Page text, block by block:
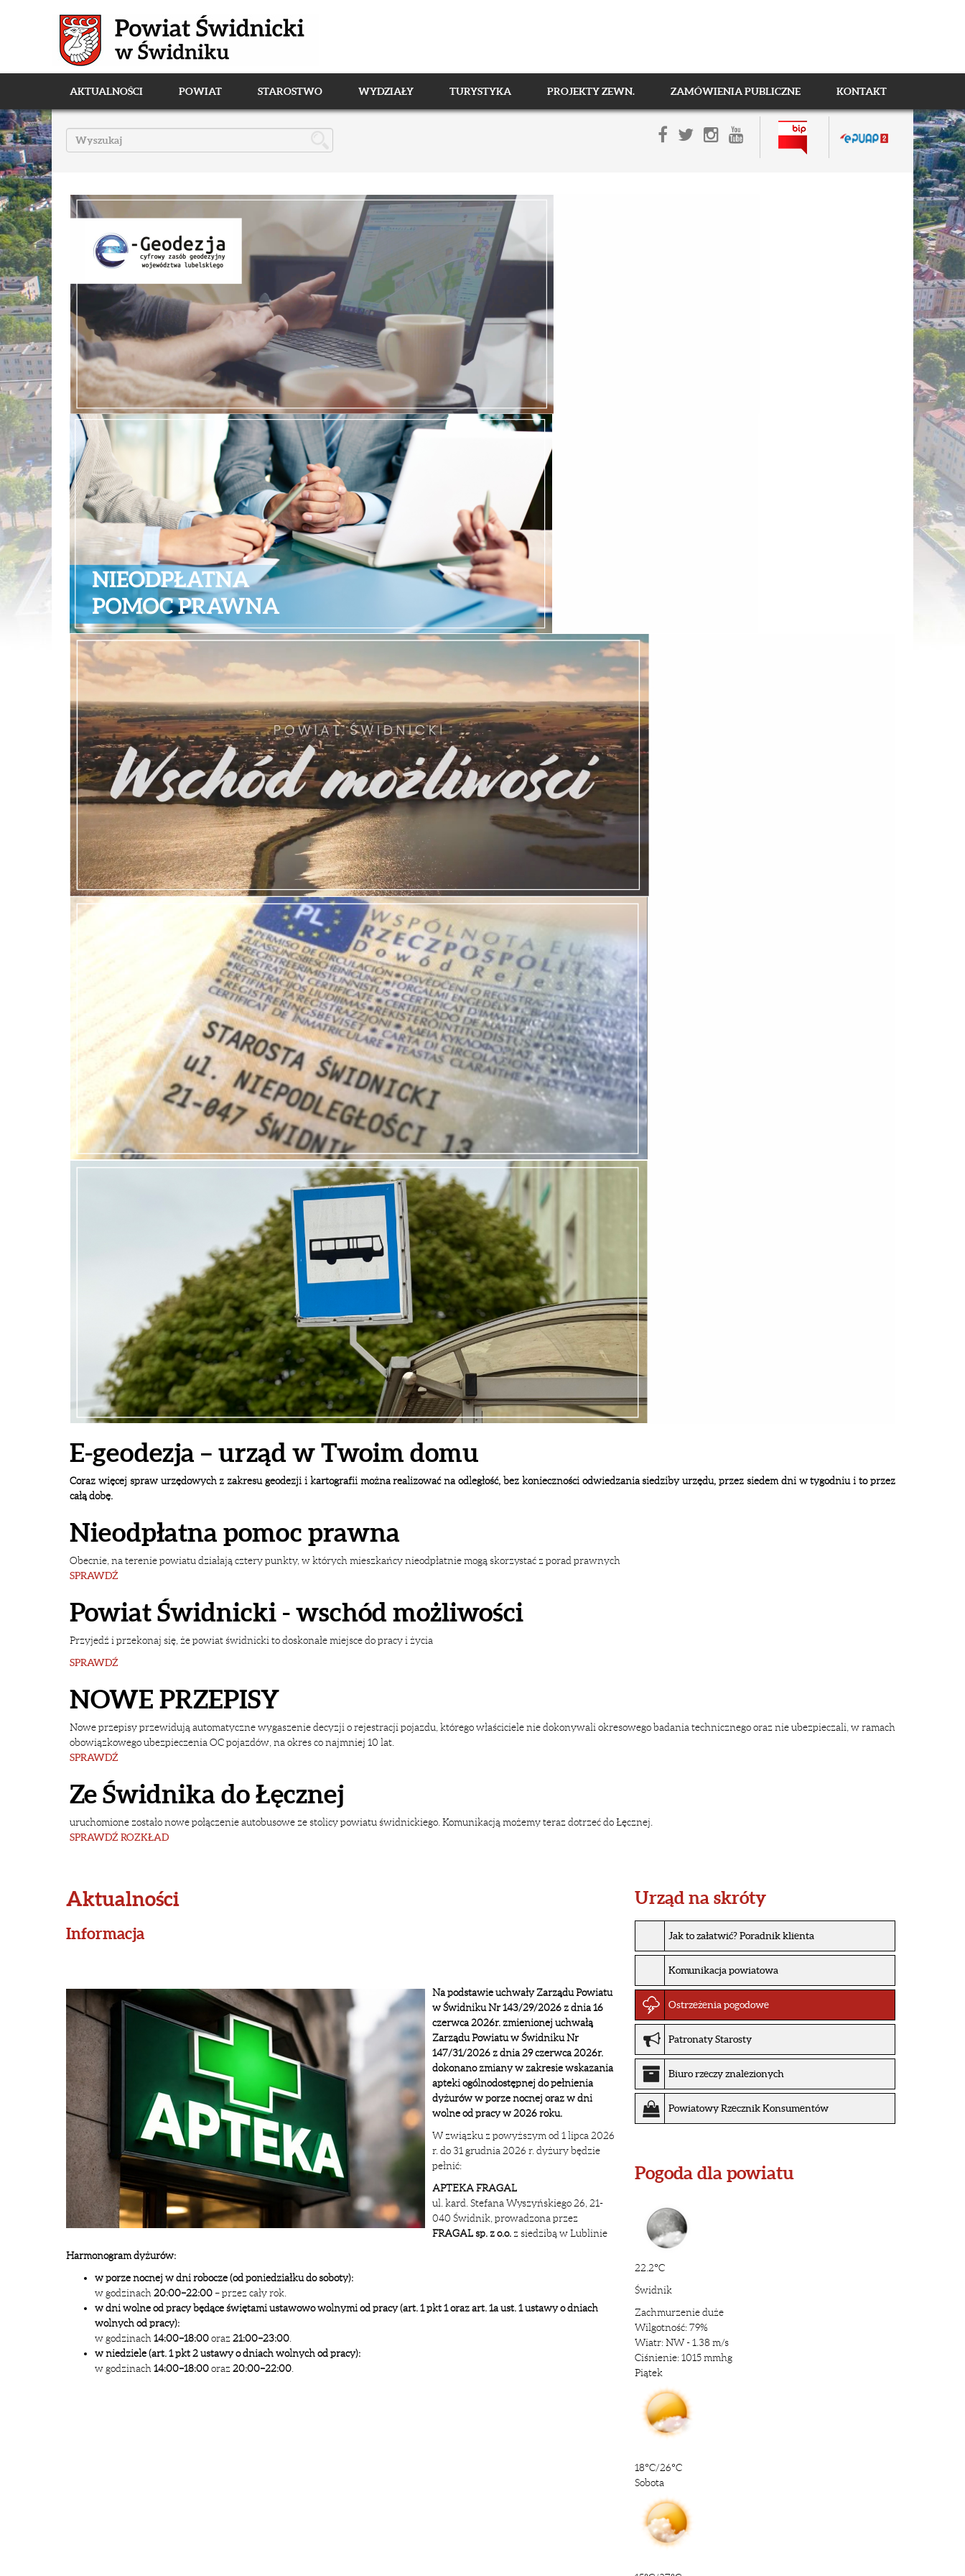
AKTUALNOŚCI POWIAT STAROSTWO WYDZIAŁY TURYSTYKA PROJEKTY ZEWN. ZAMÓWIENIA PUBLICZNE KONTAKT
E-geodezja – urząd w Twoim domu
Coraz więcej spraw urzędowych z zakresu geodezji i kartografii można realizować na odległość, bez konieczności odwiedzania siedziby urzędu, przez siedem dni w tygodniu i to przez
całą dobę.
Nieodpłatna pomoc prawna
Obecnie, na terenie powiatu działają cztery punkty, w których mieszkańcy nieodpłatnie mogą skorzystać z porad prawnych
SPRAWDŹ
Powiat Świdnicki - wschód możliwości
Przyjedź i przekonaj się, że powiat świdnicki to doskonałe miejsce do pracy i życia
SPRAWDŹ
NOWE PRZEPISY
Nowe przepisy przewidują automatyczne wygaszenie decyzji o rejestracji pojazdu, którego właściciele nie dokonywali okresowego badania technicznego oraz nie ubezpieczali, w ramach
obowiązkowego ubezpieczenia OC pojazdów, na okres co najmniej 10 lat.
SPRAWDŹ
Ze Świdnika do Łęcznej
uruchomione zostało nowe połączenie autobusowe ze stolicy powiatu świdnickiego. Komunikacją możemy teraz dotrzeć do Łęcznej.
SPRAWDŹ ROZKŁAD
Aktualności
Informacja
Na podstawie uchwały Zarządu Powiatu
w Świdniku Nr 143/29/2026 z dnia 16
czerwca 2026r. zmienionej uchwałą
Zarządu Powiatu w Świdniku Nr
147/31/2026 z dnia 29 czerwca 2026r.
dokonano zmiany w zakresie wskazania
apteki ogólnodostępnej do pełnienia
dyżurów w porze nocnej oraz w dni
wolne od pracy w 2026 roku.
W związku z powyższym od 1 lipca 2026
r. do 31 grudnia 2026 r. dyżury będzie
pełnić:
APTEKA FRAGAL
ul. kard. Stefana Wyszyńskiego 26, 21-
040 Świdnik, prowadzona przez
FRAGAL sp. z o.o.z siedzibą w Lublinie
Harmonogram dyżurów:
w porze nocnej w dni robocze (od poniedziałku do soboty):
w godzinach20:00–22:00 – przez cały rok.
w dni wolne od pracy będące świętami ustawowo wolnymi od pracy (art. 1 pkt 1 oraz art. 1a ust. 1 ustawy o dniach
wolnych od pracy):
w godzinach14:00–18:00oraz21:00–23:00.
w niedziele (art. 1 pkt 2 ustawy o dniach wolnych od pracy):
w godzinach14:00–18:00oraz20:00–22:00.
Urząd na skróty
Jak to załatwić? Poradnik klienta
Komunikacja powiatowa
Ostrzeżenia pogodowe
Patronaty Starosty
Biuro rzeczy znalezionych
Powiatowy Rzecznik Konsumentów
Pogoda dla powiatu
22.2°C
Świdnik
Zachmurzenie duże
Wilgotność: 79%
Wiatr: NW - 1.38 m/s
Ciśnienie: 1015 mmhg
Piątek
18°C/26°C
Sobota